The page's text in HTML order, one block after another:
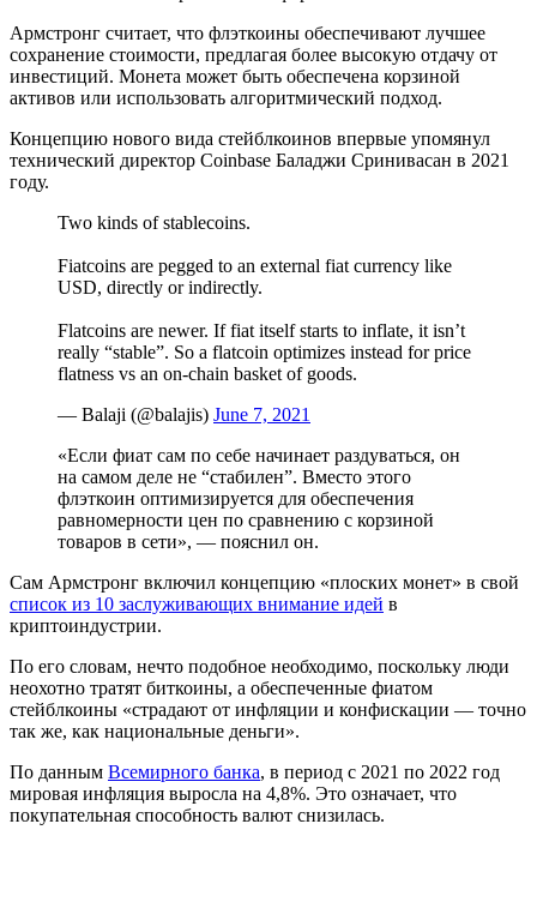
Армстронг считает, что флэткоины обеспечивают лучшее
сохранение стоимости, предлагая более высокую отдачу от
инвестиций. Монета может быть обеспечена корзиной
активов или использовать алгоритмический подход.
Концепцию нового вида стейблкоинов впервые упомянул
технический директор Coinbase Баладжи Сринивасан в 2021
году.
Two kinds of stablecoins.
Fiatcoins are pegged to an external fiat currency like
USD, directly or indirectly.
Flatcoins are newer. If fiat itself starts to inflate, it isn’t
really “stable”. So a flatcoin optimizes instead for price
flatness vs an on-chain basket of goods.
— Balaji (@balajis) June 7, 2021
«Если фиат сам по себе начинает раздуваться, он
на самом деле не “стабилен”. Вместо этого
флэткоин оптимизируется для обеспечения
равномерности цен по сравнению с корзиной
товаров в сети», — пояснил он.
Сам Армстронг включил концепцию «плоских монет» в свой
список из 10 заслуживающих внимание идей в
криптоиндустрии.
По его словам, нечто подобное необходимо, поскольку люди
неохотно тратят биткоины, а обеспеченные фиатом
стейблкоины «страдают от инфляции и конфискации — точно
так же, как национальные деньги».
По данным Всемирного банка, в период с 2021 по 2022 год
мировая инфляция выросла на 4,8%. Это означает, что
покупательная способность валют снизилась.